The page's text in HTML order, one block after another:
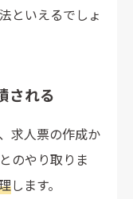
といえるでしょ
される
求人票の作成か
のやり取りま
します。